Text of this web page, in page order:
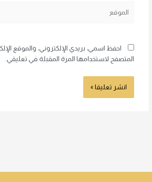
احفظ اسمي، بريدي الإلكتروني، والموقع
المتصفح لاستخدامها المرة المقبلة في تعليقي.